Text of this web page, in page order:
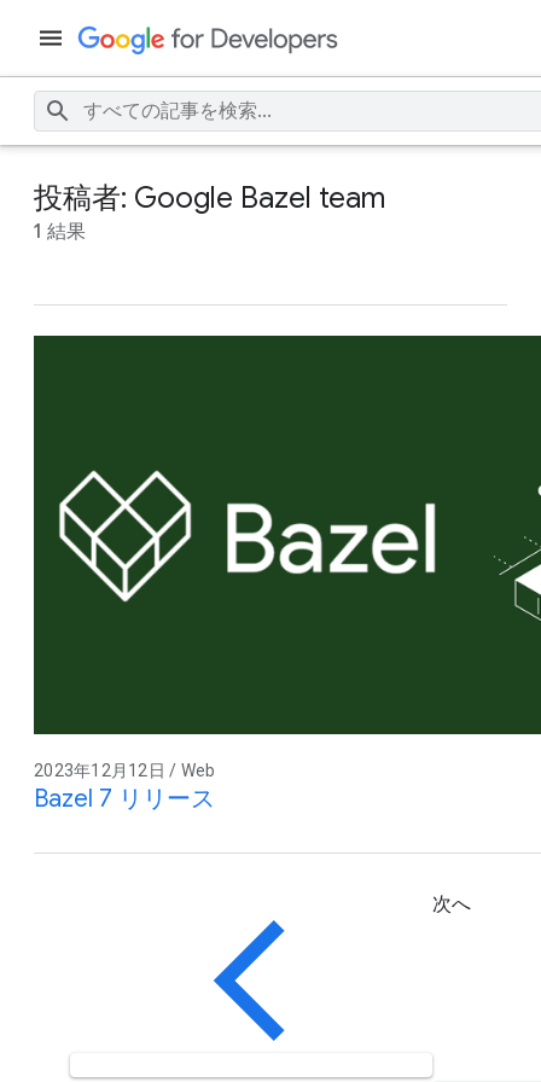
投稿者: Google Bazel team
1 結果
2023年12月12日 / Web
Bazel 7 リリース
次へ